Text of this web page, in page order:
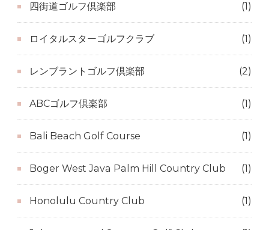
四街道ゴルフ倶楽部 (1)
ロイタルスターゴルフクラブ (1)
レンブラントゴルフ倶楽部 (2)
ABCゴルフ倶楽部 (1)
Bali Beach Golf Course (1)
Boger West Java Palm Hill Country Club (1)
Honolulu Country Club (1)